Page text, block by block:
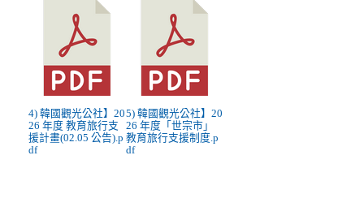
4) 韓國觀光公社】20
26 年度 教育旅行支
援計畫(02.05 公告).p
df
5) 韓國觀光公社】20
26 年度「世宗市」
教育旅行支援制度.p
df